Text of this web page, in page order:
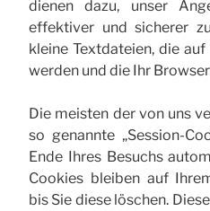
dienen dazu, unser
effektiver und sicherer
kleine Textdateien, die
werden und die Ihr
Die meisten der von uns
so genannte „Session-
Ende Ihres Besuchs
Cookies bleiben auf
bis Sie diese löschen.